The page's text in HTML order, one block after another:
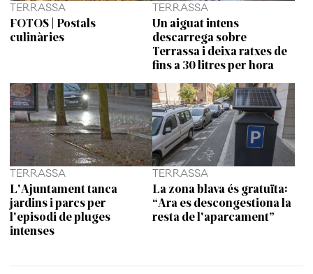
TERRASSA
FOTOS | Postals
culinàries
TERRASSA
Un aiguat intens
descarrega sobre
Terrassa i deixa ratxes de
fins a 30 litres per hora
TERRASSA
L'Ajuntament tanca
jardins i parcs per
l'episodi de pluges
intenses
TERRASSA
La zona blava és gratuïta:
“Ara es descongestiona la
resta de l'aparcament”